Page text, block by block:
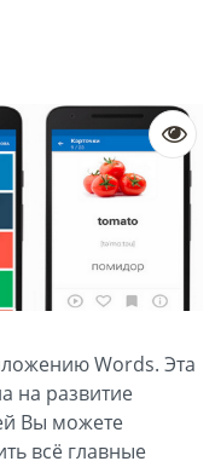
Words. Эта
на развитие
Вы можете
всё главные